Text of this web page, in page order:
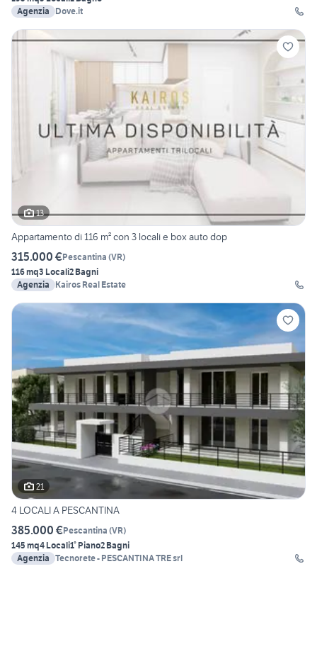
Agenzia
Dove.it
13
Appartamento di 116 m² con 3 locali e box auto dop
315.000 €Pescantina (VR)
116 mq3 Locali2 Bagni
Agenzia
Kairos Real Estate
21
4 LOCALI A PESCANTINA
385.000 €Pescantina (VR)
145 mq4 Locali1° Piano2 Bagni
Agenzia Tecnorete - PESCANTINA TRE srl